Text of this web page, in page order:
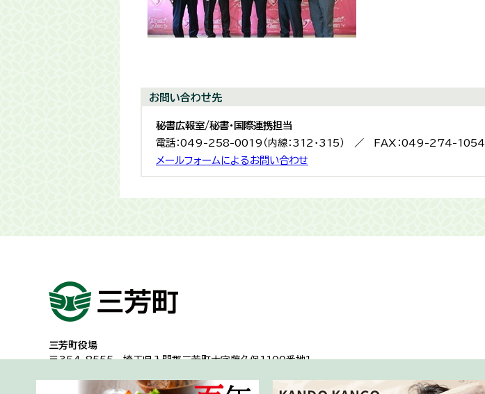
お問い合わせ先
秘書広報室/秘書・国際連携担当
電話：049-258-0019（内線：312・315） ／ FAX：049-274-1054
メールフォームによるお問い合わせ
三芳町役場
〒354-8555埼玉県入間郡三芳町大字藤久保1100番地１
一般的な業務時間8時30分から17時15分（土日祝日及び年末年始はお休み）